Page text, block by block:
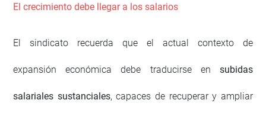
El crecimiento debe llegar a los salarios
El sindicato recuerda que el actual contexto de
expansión económica debe traducirse en subidas
salariales sustanciales, capaces de recuperar y ampliar